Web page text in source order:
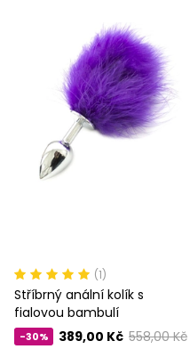
(1)
Stříbrný anální kolík s
fialovou bambulí
-30% 558,00 Kč
389,00 Kč